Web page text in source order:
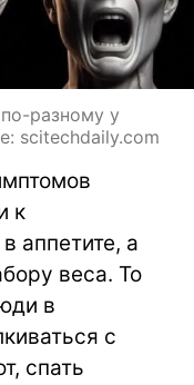
разному у
scitechdaily.com
к
аппетите, а
веса. То
в
с
спать